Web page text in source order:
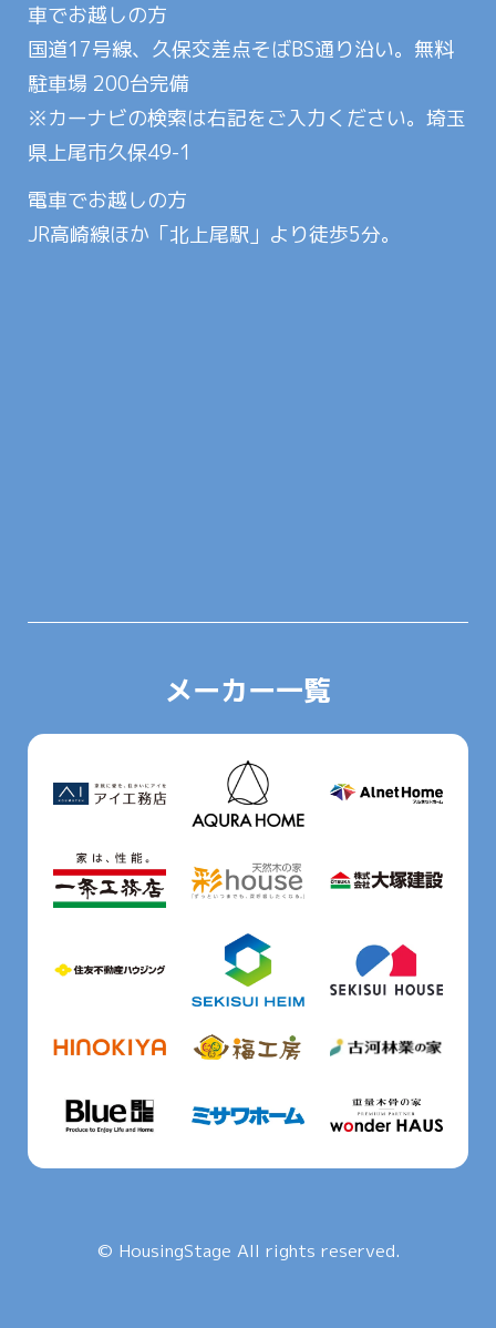
車でお越しの方
国道17号線、久保交差点そばBS通り沿い。無料
駐車場 200台完備
※カーナビの検索は右記をご入力ください。埼玉
県上尾市久保49-1
電車でお越しの方
JR高崎線ほか「北上尾駅」より徒歩5分。
メーカー一覧
© HousingStage All rights reserved.